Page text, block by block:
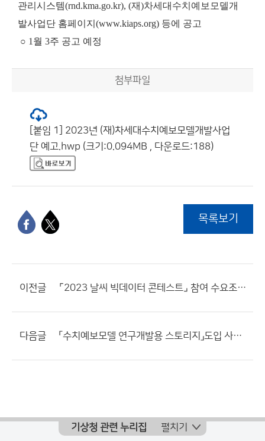
관리시스템(rnd.kma.go.kr), (재)차세대수치예보모델개
발사업단 홈페이지(www.kiaps.org) 등에 공고
○ 1월 3주 공고 예정
첨부파일
[붙임 1] 2023년 (재)차세대수치예보모델개발사업
단 예고.hwp (크기:0.094MB , 다운로드:188)
목록보기
이전글 ⌜2023 날씨 빅데이터 콘테스트⌟ 참여 수요조사 연장 공고
다음글 「수치예보모델 연구개발용 스토리지」도입 사업 추진을 위한 정보요청 공고
기상청 관련 누리집 펼치기